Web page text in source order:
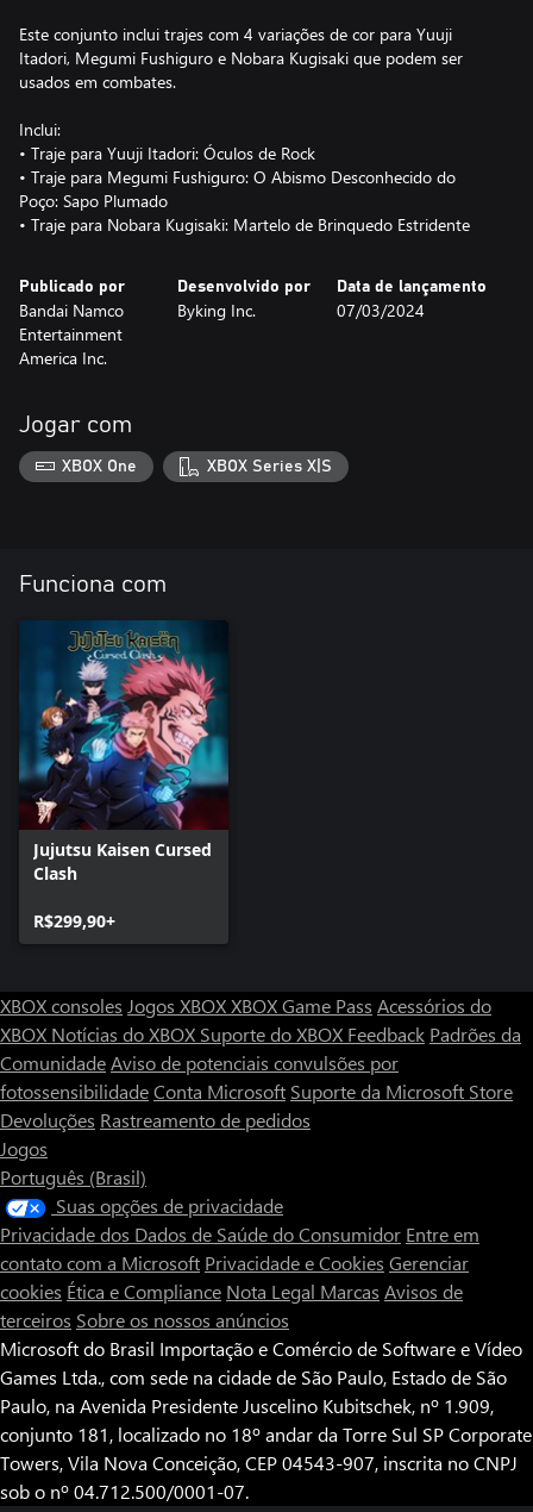
Este conjunto inclui trajes com 4 variações de cor para Yuuji
Itadori, Megumi Fushiguro e Nobara Kugisaki que podem ser
usados em combates.
Inclui:
• Traje para Yuuji Itadori: Óculos de Rock
• Traje para Megumi Fushiguro: O Abismo Desconhecido do
Poço: Sapo Plumado
• Traje para Nobara Kugisaki: Martelo de Brinquedo Estridente
Publicado por
Bandai Namco
Entertainment
America Inc.
Desenvolvido por
Byking Inc.
Data de lançamento
07/03/2024
Jogar com
XBOX One XBOX Series X|S
Funciona com
Jujutsu Kaisen Cursed
Clash
R$299,90+
XBOX consoles Jogos XBOXXBOX Game Pass Acessórios do
XBOX Notícias do XBOX Suporte do XBOX Feedback Padrões da
ComunidadeAviso de potenciais convulsões por
fotossensibilidadeConta Microsoft Suporte da Microsoft Store
Devoluções Rastreamento de pedidos
Jogos
Português (Brasil)
Suas opções de privacidade
Privacidade dos Dados de Saúde do Consumidor Entre em
contato com a Microsoft Privacidade e Cookies Gerenciar
cookies Ética e Compliance Nota Legal Marcas Avisos de
terceiros Sobre os nossos anúncios
Microsoft do Brasil Importação e Comércio de Software e Vídeo
Games Ltda., com sede na cidade de São Paulo, Estado de São
Paulo, na Avenida Presidente Juscelino Kubitschek, nº 1.909,
conjunto 181, localizado no 18º andar da Torre Sul SP Corporate
Towers, Vila Nova Conceição, CEP 04543-907, inscrita no CNPJ
sob o nº 04.712.500/0001-07.